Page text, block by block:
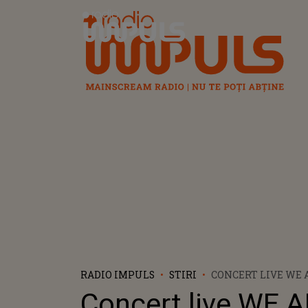
Radio Impuls
RADIO IMPULS STIRI
CONCERT LIVE WE
CARITABIL